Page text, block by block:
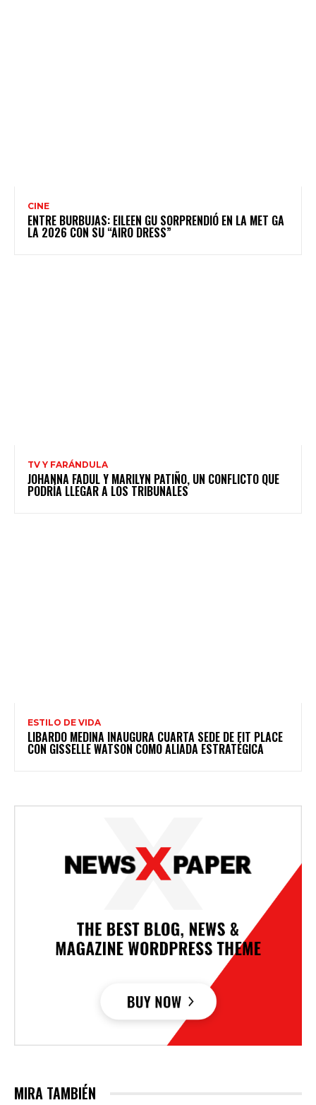
CINE
ENTRE BURBUJAS: EILEEN GU SORPRENDIÓ EN LA MET GA
LA 2026 CON SU “AIRO DRESS”
TV Y FARÁNDULA
JOHANNA FADUL Y MARILYN PATIÑO, UN CONFLICTO QUE
PODRÍA LLEGAR A LOS TRIBUNALES
ESTILO DE VIDA
LIBARDO MEDINA INAUGURA CUARTA SEDE DE FIT PLACE
CON GISSELLE WATSON COMO ALIADA ESTRATÉGICA
MIRA TAMBIÉN